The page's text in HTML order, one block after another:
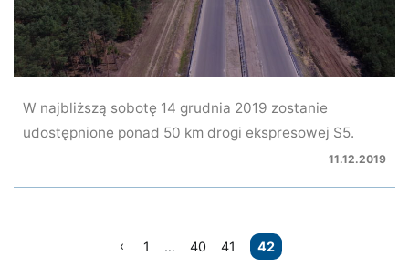
W najbliższą sobotę 14 grudnia 2019 zostanie
udostępnione ponad 50 km drogi ekspresowej S5.
11.12.2019
Nawigacja
1 … 40 41 42